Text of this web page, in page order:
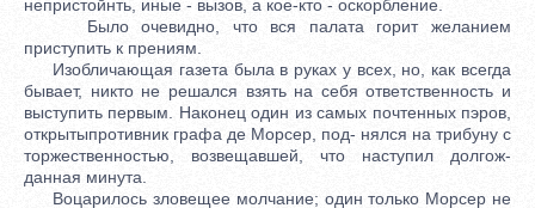
непристойнть, иные - вызов, а кое-кто - оскорбление.
Было очевидно, что вся палата горит желанием
приступить к прениям.
Изобличающая газета была в руках у всех, но, как всегда
бывает, никто не решался взять на себя ответственность и
выступить первым. Наконец один из самых почтенных пэров,
открытыпротивник графа де Морсер, под- нялся на трибуну с
торжественностью, возвещавшей, что наступил долгож-
данная минута.
Воцарилось зловещее молчание; один только Морсер не